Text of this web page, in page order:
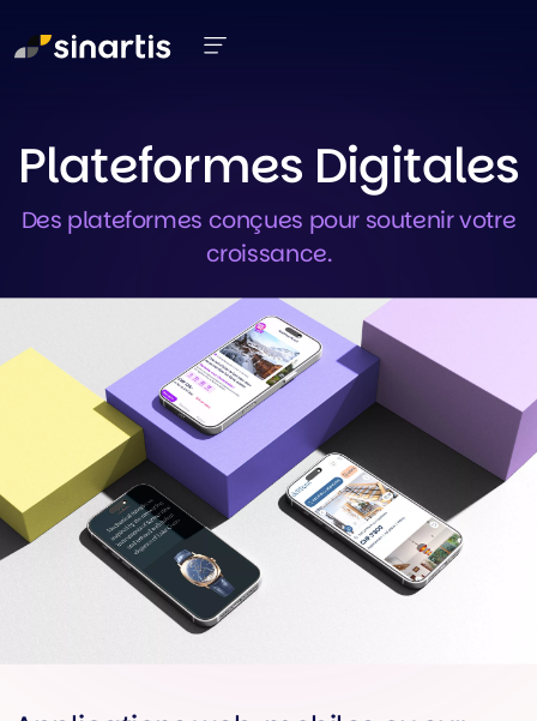
Plateformes Digitales
Des plateformes conçues pour soutenir votre
croissance.